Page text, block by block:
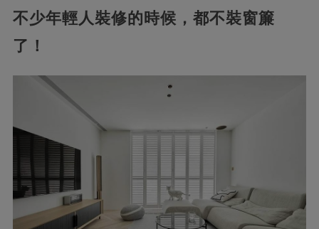
不少年輕人裝修的時候，都不裝窗簾
了！